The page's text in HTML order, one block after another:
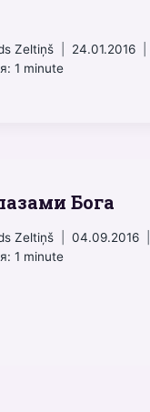
Zeltiņš
24.01.2016
1 minute
Бога
Zeltiņš
04.09.2016
1 minute